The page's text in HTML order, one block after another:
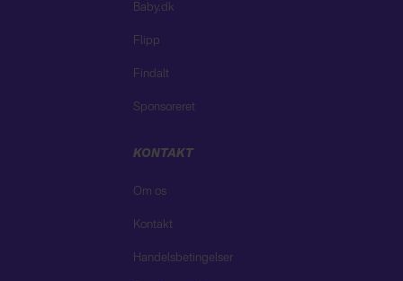
Baby.dk
Flipp
Findalt
Sponsoreret
KONTAKT
Om os
Kontakt
Handelsbetingelser